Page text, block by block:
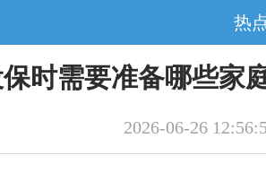
热
时需要准备哪些家
2026-06-26